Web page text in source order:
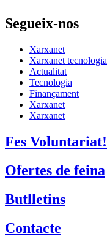
Segueix-nos
Xarxanet
Xarxanet tecnologia
Actualitat
Tecnologia
Finançament
Xarxanet
Xarxanet
Fes Voluntariat!
Ofertes de feina
Butlletins
Contacte